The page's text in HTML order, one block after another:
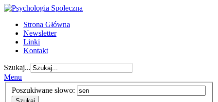
Strona Główna
Newsletter
Linki
Kontakt
Szukaj...
Menu
Poszukiwane słowo: